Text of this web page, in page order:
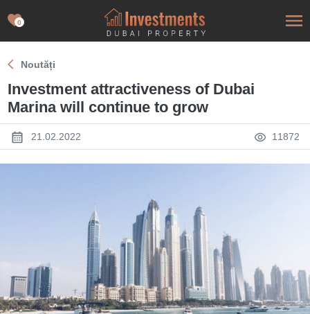
0
Noutăți
Investment attractiveness of Dubai
Marina will continue to grow
21.02.2022 11872